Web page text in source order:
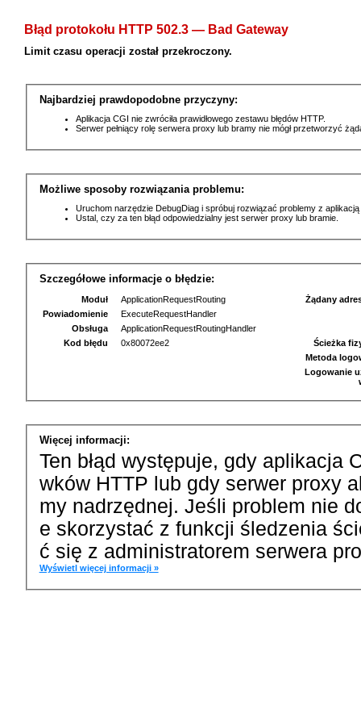
Błąd protokołu HTTP 502.3 — Bad Gateway
Limit czasu operacji został przekroczony.
Najbardziej prawdopodobne przyczyny:
Aplikacja CGI nie zwróciła prawidłowego zestawu błędów HTTP.
Serwer pełniący rolę serwera proxy lub bramy nie mógł przetworzyć
Możliwe sposoby rozwiązania problemu:
Uruchom narzędzie DebugDiag i spróbuj rozwiązać problemy z
Ustal, czy za ten błąd odpowiedzialny jest serwer proxy lub bramie.
Szczegółowe informacje o błędzie:
Moduł
ApplicationRequestRouting
Powiadomienie
ExecuteRequestHandler
Obsługa
ApplicationRequestRoutingHandler
Kod błędu
0x80072ee2
Żądany
Ścieżka
Metoda
Logowanie
Więcej informacji:
Ten błąd występuje, gdy aplikacja
wków HTTP lub gdy serwer proxy
my nadrzędnej. Jeśli problem nie
e skorzystać z funkcji śledzenia
ć się z administratorem serwera
Wyświetl więcej informacji »